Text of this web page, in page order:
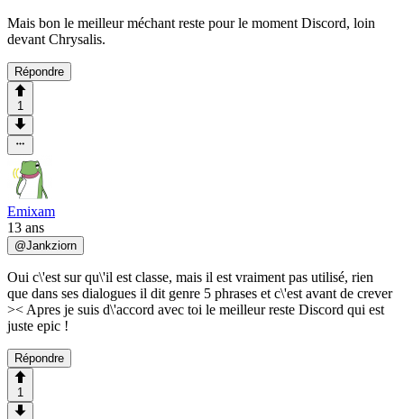
Mais bon le meilleur méchant reste pour le moment Discord, loin
devant Chrysalis.
Répondre
1
Emixam
13 ans
@Jankziorn
Oui c\'est sur qu\'il est classe, mais il est vraiment pas utilisé, rien
que dans ses dialogues il dit genre 5 phrases et c\'est avant de crever
>< Apres je suis d\'accord avec toi le meilleur reste Discord qui est
juste epic !
Répondre
1